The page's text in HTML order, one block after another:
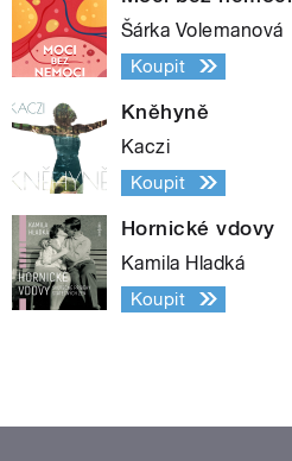
Šárka Volemanová
Koupit
Kněhyně
Kaczi
Koupit
Hornické vdovy
Kamila Hladká
Koupit